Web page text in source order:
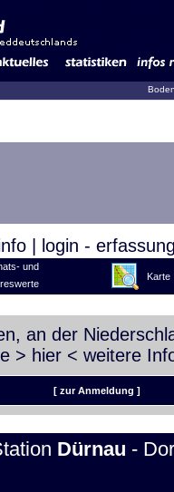
login -
und
Karte
an der
> hier < weitere
[ zur Anmeldung ]
Dürnau -